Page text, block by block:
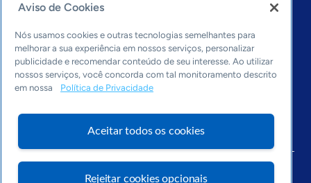
Últimas notícias
Entre em contato
Editorias
Economia & Política
Inovação & Tecnologia
Arquivo
Aviso de Cookies
Nós usamos cookies e outras tecnologias semelhantes para
melhorar a sua experiência em nossos serviços, personalizar
publicidade e recomendar conteúdo de seu interesse. Ao utilizar
nossos serviços, você concorda com tal monitoramento descrito
em nossa
Política de Privacidade
Aceitar todos os cookies
Rejeitar cookies opcionais